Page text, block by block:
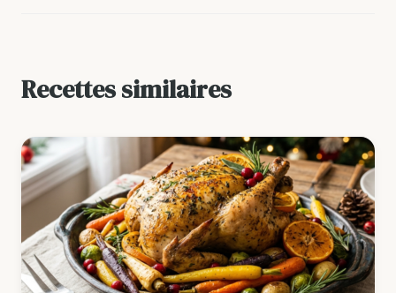
Recettes similaires